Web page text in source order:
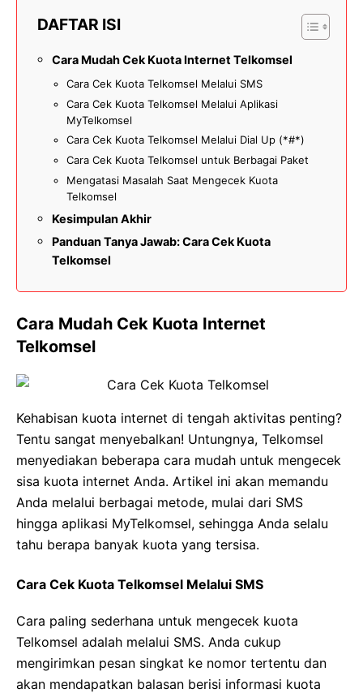
DAFTAR ISI
Cara Mudah Cek Kuota Internet Telkomsel
Cara Cek Kuota Telkomsel Melalui SMS
Cara Cek Kuota Telkomsel Melalui Aplikasi
MyTelkomsel
Cara Cek Kuota Telkomsel Melalui Dial Up (*#*)
Cara Cek Kuota Telkomsel untuk Berbagai Paket
Mengatasi Masalah Saat Mengecek Kuota
Telkomsel
Kesimpulan Akhir
Panduan Tanya Jawab: Cara Cek Kuota
Telkomsel
Cara Mudah Cek Kuota Internet
Telkomsel
Kehabisan kuota internet di tengah aktivitas penting?
Tentu sangat menyebalkan! Untungnya, Telkomsel
menyediakan beberapa cara mudah untuk mengecek
sisa kuota internet Anda. Artikel ini akan memandu
Anda melalui berbagai metode, mulai dari SMS
hingga aplikasi MyTelkomsel, sehingga Anda selalu
tahu berapa banyak kuota yang tersisa.
Cara Cek Kuota Telkomsel Melalui SMS
Cara paling sederhana untuk mengecek kuota
Telkomsel adalah melalui SMS. Anda cukup
mengirimkan pesan singkat ke nomor tertentu dan
akan mendapatkan balasan berisi informasi kuota